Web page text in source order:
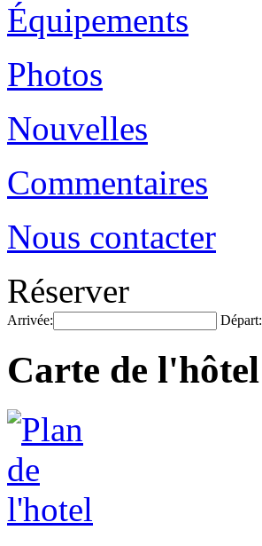
Équipements
Photos
Nouvelles
Commentaires
Nous contacter
Réserver
Arrivée: Départ:
Carte de l'hôtel